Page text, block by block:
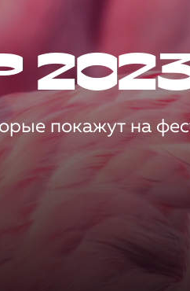
покажут на